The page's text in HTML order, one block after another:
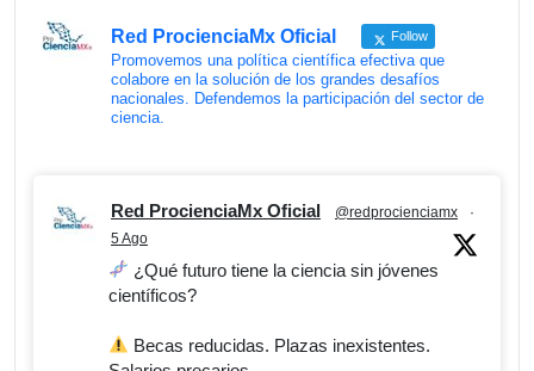
Red ProcienciaMx Oficial Follow
Promovemos una política científica efectiva que
colabore en la solución de los grandes desafíos
nacionales. Defendemos la participación del sector de
ciencia.
Red ProcienciaMx Oficial @redprocienciamx
·
5 Ago
¿Qué futuro tiene la ciencia sin jóvenes
científicos?
Becas reducidas. Plazas inexistentes.